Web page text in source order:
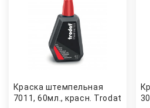
Краска штемпельная
7011, 60мл., красн. Trodat